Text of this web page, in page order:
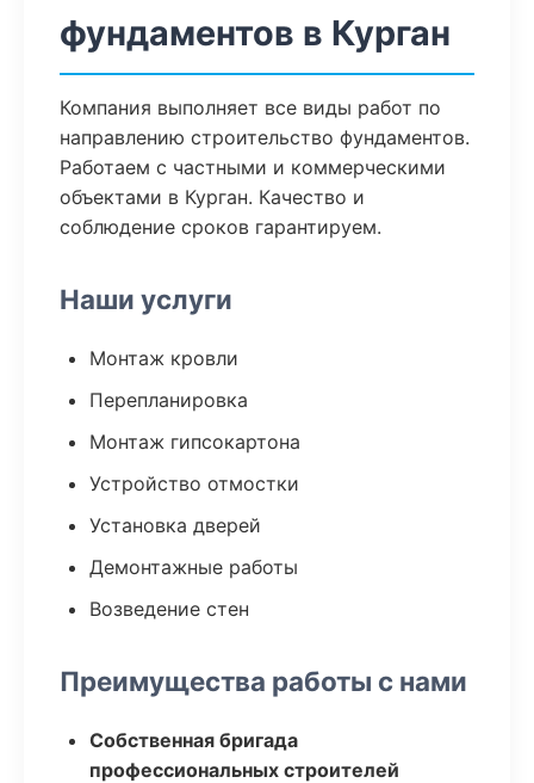
фундаментов в Курган
Компания выполняет все виды работ по
направлению строительство фундаментов.
Работаем с частными и коммерческими
объектами в Курган. Качество и
соблюдение сроков гарантируем.
Наши услуги
Монтаж кровли
Перепланировка
Монтаж гипсокартона
Устройство отмостки
Установка дверей
Демонтажные работы
Возведение стен
Преимущества работы с нами
Собственная бригада
профессиональных строителей